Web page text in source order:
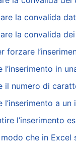
la convalida
la convalida
forzare
l’inserimento in
il numero di
l’inserimento a
l’inserimento
che in